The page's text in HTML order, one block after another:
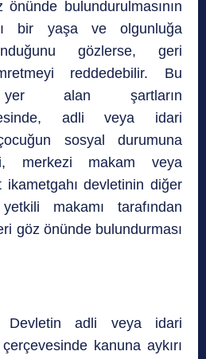
bulundurulmasının
bir yaşa ve olgunluğa
gözlerse, geri
reddedebilir. Bu
yer alan şartların
adli veya idari
sosyal durumuna
merkezi makam veya
ikametgahı devletinin diğer
makamı tarafından
göz önünde bulundurması
Devletin adli veya idari
kanuna aykırı